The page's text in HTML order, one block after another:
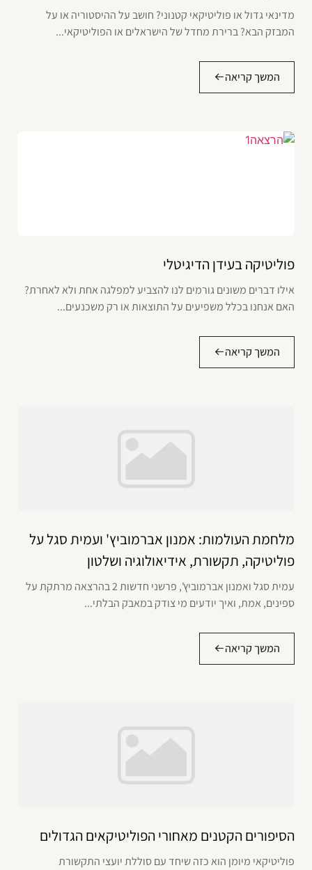
מדינאי גדול או פוליטיקאי קטנוני? חושב על ההיסטוריה או על
המבזק הבא? ברירת מחדל של הישראלים או הפוליטיקאי...
המשך קריאה
פוליטיקה בעידן הדיגיטלי
אילו דברים משונים גורמים לנו להצביע למפלגה אחת ולא לאחרת?
האם אנחנו בכלל משפיעים על התוצאות או רק משכנעים...
המשך קריאה
מלחמת העולמות: אמנון אברמוביץ' ועמית סגל על
פוליטיקה, תקשורת, אידיאולוגיה ושלטון
עמית סגל ואמנון אברמוביץ', פרשני חדשות 2 בהרצאה מרתקת על
ספינים, אמת, ואיך יודעים מי צודק במאבק הבלתי...
המשך קריאה
הסיפורים הקטנים מאחורי הפוליטיקאים הגדולים
פוליטיקאי מיומן הוא כזה שיחד עם סוללת יועצי התקשורת